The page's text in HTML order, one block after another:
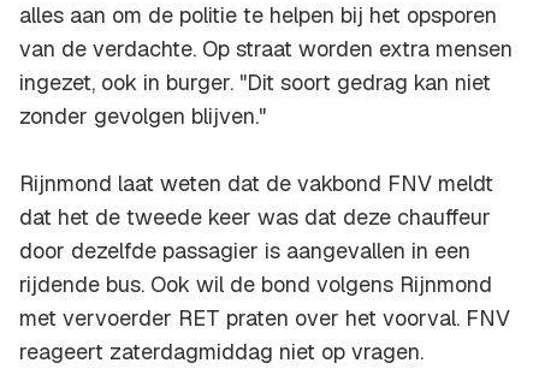
alles aan om de politie te helpen bij het opsporen
van de verdachte. Op straat worden extra mensen
ingezet, ook in burger. "Dit soort gedrag kan niet
zonder gevolgen blijven."
Rijnmond laat weten dat de vakbond FNV meldt
dat het de tweede keer was dat deze chauffeur
door dezelfde passagier is aangevallen in een
rijdende bus. Ook wil de bond volgens Rijnmond
met vervoerder RET praten over het voorval. FNV
reageert zaterdagmiddag niet op vragen.